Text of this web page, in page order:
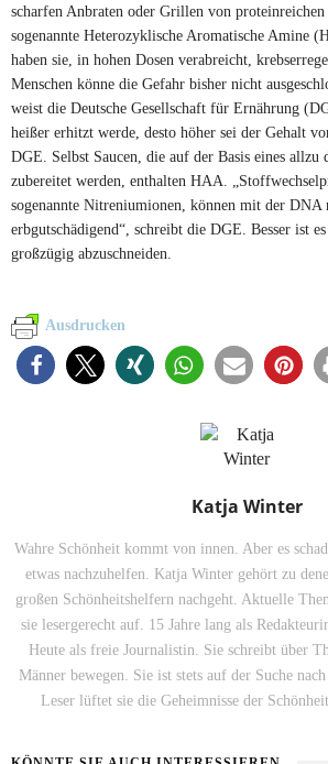
scharfen Anbraten oder Grillen von proteinreichen
sogenannte Heterozyklische Aromatische Amine
haben sie, in hohen Dosen verabreicht,
Menschen könne die Gefahr bisher nicht
weist die Deutsche Gesellschaft für Ernährung
heißer erhitzt werde, desto höher sei der Gehalt
DGE. Selbst Saucen, die auf der Basis eines allzu
zubereitet werden, enthalten HAA.
sogenannte Nitreniumionen, können mit der DNA
erbgutschädigend“, schreibt die DGE. Besser ist
großzügig abzuschneiden.
Ausdrucken
Katja Winter
Wahre Schönheit kommt von innen. Aber es
etwas nachzuhelfen. Katja Winter gehört zu
großen Schönheitshelfern nachgeht. Aktuelle
sie lesergerecht auf. 15 Jahre lang als
Heute als freie Journalistin. Sie schreibt über
Männer bewegen. Sie ist stets auf der Suche
Leser lüftet sie die Geheimnisse der